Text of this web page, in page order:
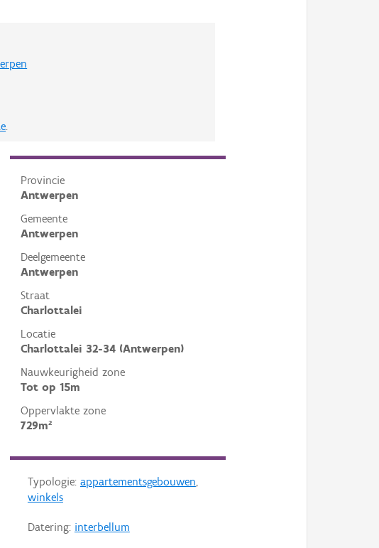
.
Provincie
Antwerpen
Gemeente
Antwerpen
Deelgemeente
Antwerpen
Straat
Charlottalei
Locatie
Charlottalei 32-34 (Antwerpen)
Nauwkeurigheid zone
Tot op 15m
Oppervlakte zone
729m²
Typologie: appartementsgebouwen,
winkels
Datering: interbellum